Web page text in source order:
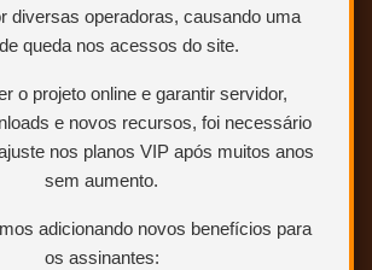
diversas operadoras, causando uma
queda nos acessos do site.
o projeto online e garantir servidor,
e novos recursos, foi necessário
nos planos VIP após muitos anos
sem aumento.
adicionando novos benefícios para
os assinantes:
BAIXAR